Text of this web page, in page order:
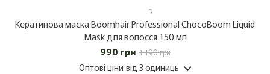
5
Кератинова маска Boomhair Professional ChocoBoom Liquid
Mask для волосся 150 мл
990 грн 1 190 грн
Оптові ціни від 3 одиниць